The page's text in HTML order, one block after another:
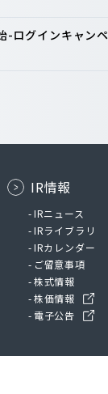
ログインキャン
IR情報
IRニュース
IRライブラリ
IRカレンダー
ご留意事項
株式情報
株価情報
電子公告